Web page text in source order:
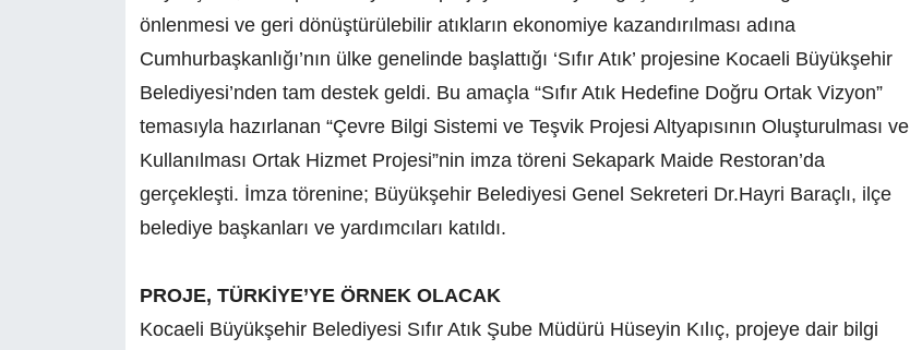
önlenmesi ve geri dönüştürülebilir atıkların ekonomiye kazandırılması adına
Cumhurbaşkanlığı’nın ülke genelinde başlattığı ‘Sıfır Atık’ projesine Kocaeli Büyükşehir
Belediyesi’nden tam destek geldi. Bu amaçla “Sıfır Atık Hedefine Doğru Ortak Vizyon”
temasıyla hazırlanan “Çevre Bilgi Sistemi ve Teşvik Projesi Altyapısının Oluşturulması ve
Kullanılması Ortak Hizmet Projesi”nin imza töreni Sekapark Maide Restoran’da
gerçekleşti. İmza törenine; Büyükşehir Belediyesi Genel Sekreteri Dr.Hayri Baraçlı, ilçe
belediye başkanları ve yardımcıları katıldı.
PROJE, TÜRKİYE’YE ÖRNEK OLACAK
Kocaeli Büyükşehir Belediyesi Sıfır Atık Şube Müdürü Hüseyin Kılıç, projeye dair bilgi